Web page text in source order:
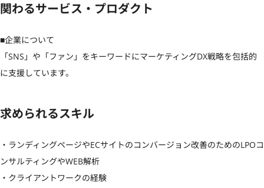
関わるサービス・プロダクト
■企業について
「SNS」や「ファン」をキーワードにマーケティングDX戦略を包括的
に支援しています。
求められるスキル
・ランディングページやECサイトのコンバージョン改善のためのLPOコ
ンサルティングやWEB解析
・クライアントワークの経験